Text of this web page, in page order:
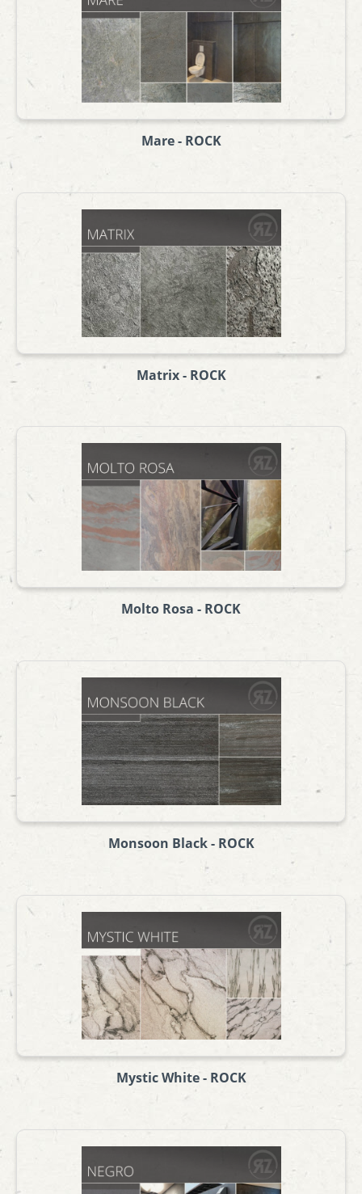
Mare - ROCK
Matrix - ROCK
Molto Rosa - ROCK
Monsoon Black - ROCK
Mystic White - ROCK